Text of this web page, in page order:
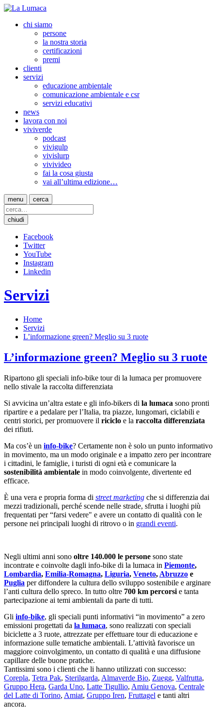
chi siamo
persone
la nostra storia
certificazioni
premi
clienti
servizi
educazione ambientale
comunicazione ambientale e csr
servizi educativi
news
lavora con noi
viviverde
podcast
vivigulp
vivislurp
vivivideo
fai la cosa giusta
vai all’ultima edizione…
menu cerca
chiudi
Facebook
Twitter
YouTube
Instagram
Linkedin
Servizi
Home
Servizi
L’informazione green? Meglio su 3 ruote
L’informazione green? Meglio su 3 ruote
Ripartono gli speciali info-bike tour di la lumaca per promuovere
nello stivale la raccolta differenziata
Si avvicina un’altra estate e gli info-bikers di la lumaca sono pronti
ripartire e a pedalare per l’Italia, tra piazze, lungomari, ciclabili e
centri storici, per promuovere il riciclo e la raccolta differenziata
dei rifiuti.
Ma cos’è un info-bike? Certamente non è solo un punto informativo
in movimento, ma un modo originale e a impatto zero per incontrare
i cittadini, le famiglie, i turisti di ogni età e comunicare la
sostenibilità ambientale in modo coinvolgente, divertente ed
efficace.
È una vera e propria forma di street marketing che si differenzia dai
mezzi tradizionali, perché scende nelle strade, sfrutta i luoghi più
frequentati per “farsi vedere" e avere un contatto di qualità con le
persone nei principali luoghi di ritrovo o in grandi eventi.
Negli ultimi anni sono oltre 140.000 le persone sono state
incontrate e coinvolte dagli info-bike di la lumaca in Piemonte,
Lombardia, Emilia-Romagna, Liguria, Veneto, Abruzzo e
Puglia per diffondere la cultura dello sviluppo sostenibile e arginare
l’anti cultura dello spreco. In tutto oltre 700 km percorsi e tanta
partecipazione ai temi ambientali da parte di tutti.
Gli info-bike, gli speciali punti informativi “in movimento” a zero
emissioni progettati da la lumaca, sono realizzati con speciali
biciclette a 3 ruote, attrezzate per effettuare tour di educazione e
informazione sulle tematiche ambientali. L’attività favorisce un
maggiore coinvolgimento, un contatto di qualità e una diffusione
capillare delle buone pratiche.
Tantissimi sono i clienti che li hanno utilizzati con successo:
Corepla, Tetra Pak, Sterilgarda, Almaverde Bio, Zuegg, Valfrutta,
Gruppo Hera, Garda Uno, Latte Tigullio, Amiu Genova, Centrale
del Latte di Torino, Amiat, Gruppo Iren, Fruttagel e tanti altri
ancora.